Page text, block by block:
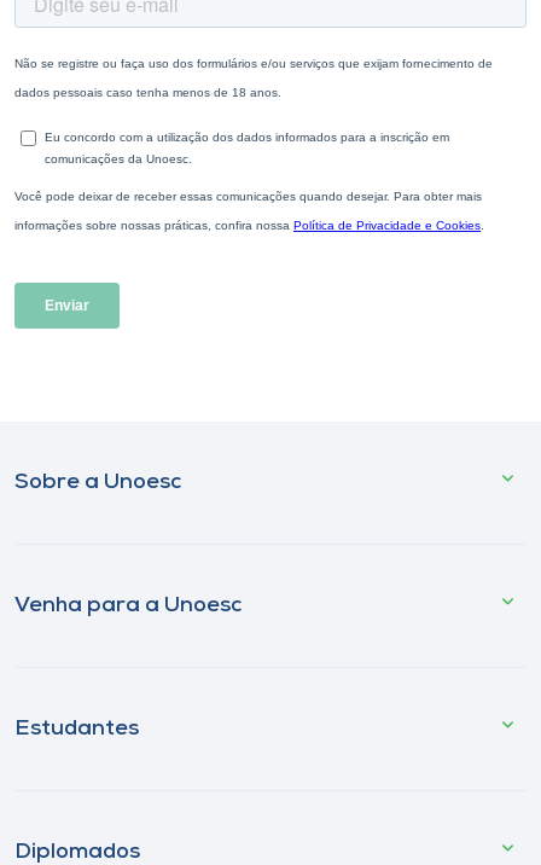
Sobre a Unoesc
Venha para a Unoesc
Estudantes
Diplomados